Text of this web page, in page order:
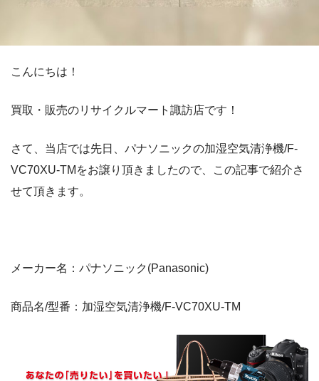
こんにちは！
買取・販売のリサイクルマート諏訪店です！
さて、当店では先日、パナソニックの加湿空気清浄機/F-
VC70XU-TMをお譲り頂きましたので、この記事で紹介さ
せて頂きます。
メーカー名：パナソニック(Panasonic)
商品名/型番：加湿空気清浄機/F-VC70XU-TM